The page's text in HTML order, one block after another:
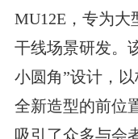
MU12E，专为大
干线场景研发。
小圆角”设计，
全新造型的前位
吸引了众多与会